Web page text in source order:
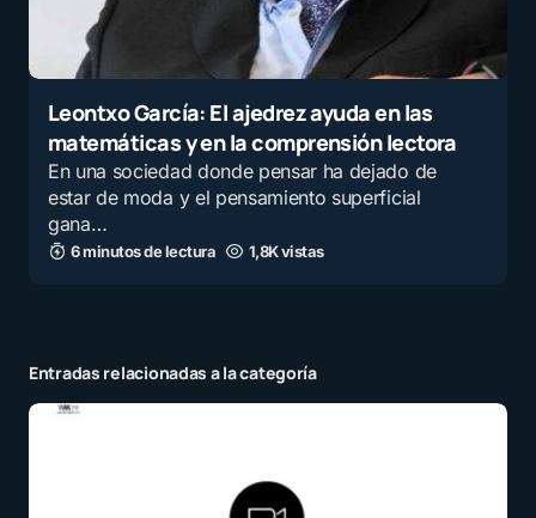
Leontxo García: El ajedrez ayuda en las
matemáticas y en la comprensión lectora
En una sociedad donde pensar ha dejado de
estar de moda y el pensamiento superficial
gana…
6 minutos de lectura 1,8K vistas
Entradas relacionadas a la categoría